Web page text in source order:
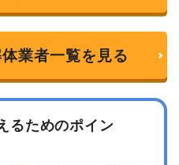
業者一覧を見る
るためのポイン